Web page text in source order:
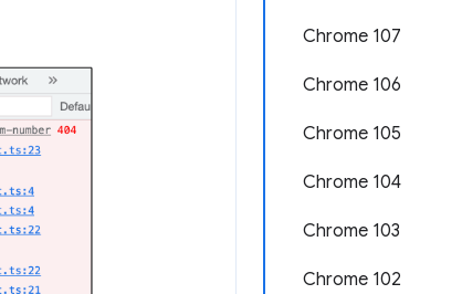
Chrome 107
Chrome 106
Chrome 105
Chrome 104
Chrome 103
Chrome 102